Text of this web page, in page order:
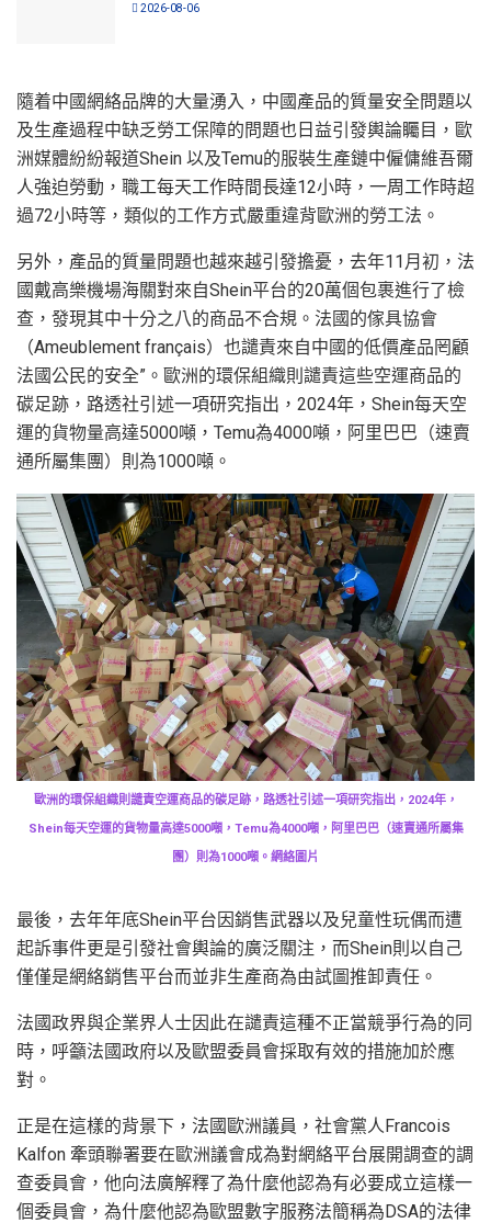
2026-08-06
隨着中國網絡品牌的大量湧入，中國產品的質量安全問題以
及生產過程中缺乏勞工保障的問題也日益引發輿論矚目，歐
洲媒體紛紛報道Shein 以及Temu的服裝生產鏈中僱傭維吾爾
人強迫勞動，職工每天工作時間長達12小時，一周工作時超
過72小時等，類似的工作方式嚴重違背歐洲的勞工法。
另外，產品的質量問題也越來越引發擔憂，去年11月初，法
國戴高樂機場海關對來自Shein平台的20萬個包裹進行了檢
查，發現其中十分之八的商品不合規。法國的傢具協會
（Ameublement français）也譴責來自中國的低價產品罔顧
法國公民的安全”。歐洲的環保組織則譴責這些空運商品的
碳足跡，路透社引述一項研究指出，2024年，Shein每天空
運的貨物量高達5000噸，Temu為4000噸，阿里巴巴（速賣
通所屬集團）則為1000噸。
歐洲的環保組織則譴責空運商品的碳足跡，路透社引述一項研究指出，2024年，
Shein每天空運的貨物量高達5000噸，Temu為4000噸，阿里巴巴（速賣通所屬集
團）則為1000噸。網絡圖片
最後，去年年底Shein平台因銷售武器以及兒童性玩偶而遭
起訴事件更是引發社會輿論的廣泛關注，而Shein則以自己
僅僅是網絡銷售平台而並非生產商為由試圖推卸責任。
法國政界與企業界人士因此在譴責這種不正當競爭行為的同
時，呼籲法國政府以及歐盟委員會採取有效的措施加於應
對。
正是在這樣的背景下，法國歐洲議員，社會黨人Francois
Kalfon 牽頭聯署要在歐洲議會成為對網絡平台展開調查的調
查委員會，他向法廣解釋了為什麼他認為有必要成立這樣一
個委員會，為什麼他認為歐盟數字服務法簡稱為DSA的法律